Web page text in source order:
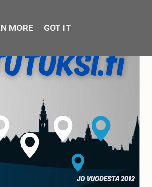
MORE GOT IT